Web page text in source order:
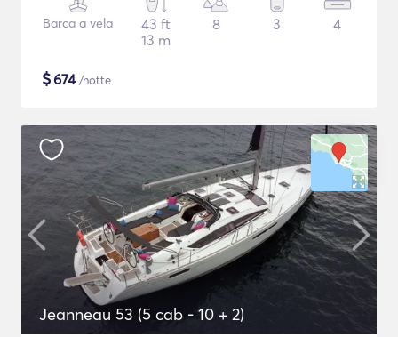
Barca a vela
43 ft
13 m
8 3 4
$674/notte
Jeanneau 53 (5 cab - 10 + 2)